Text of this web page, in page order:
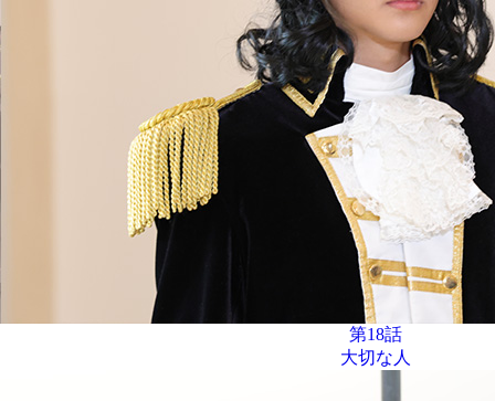
第18話
大切な人